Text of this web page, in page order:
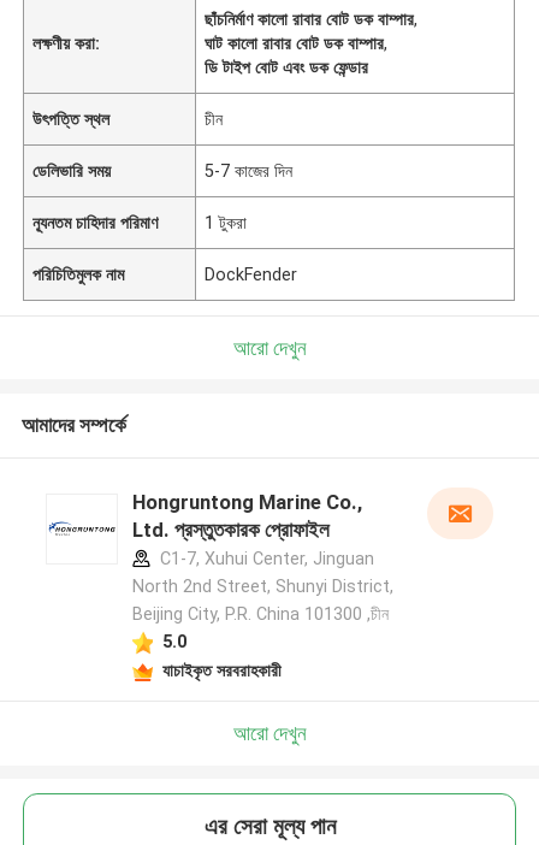
লক্ষণীয় করা:
ছাঁচনির্মাণ কালো রাবার বোট ডক বাম্পার,
ঘাট কালো রাবার বোট ডক বাম্পার,
ডি টাইপ বোট এবং ডক ফেন্ডার
উৎপত্তি স্থল চীন
ডেলিভারি সময় 5-7 কাজের দিন
ন্যূনতম চাহিদার পরিমাণ 1 টুকরা
পরিচিতিমুলক নাম DockFender
আরো দেখুন
আমাদের সম্পর্কে
Hongruntong Marine Co.,
Ltd. প্রস্তুতকারক প্রোফাইল
C1-7, Xuhui Center, Jinguan
North 2nd Street, Shunyi District,
Beijing City, P.R. China 101300 ,চীন
5.0
যাচাইকৃত সরবরাহকারী
আরো দেখুন
এর সেরা মূল্য পান